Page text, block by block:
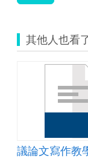
其他人也看
議論文寫作教